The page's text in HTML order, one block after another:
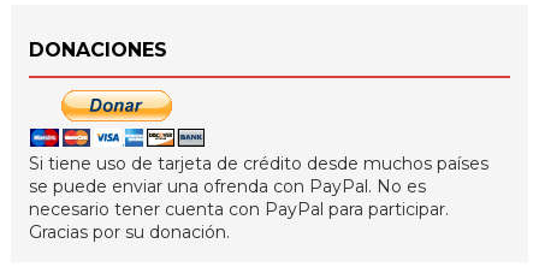
DONACIONES
Si tiene uso de tarjeta de crédito desde muchos países
se puede enviar una ofrenda con PayPal. No es
necesario tener cuenta con PayPal para participar.
Gracias por su donación.